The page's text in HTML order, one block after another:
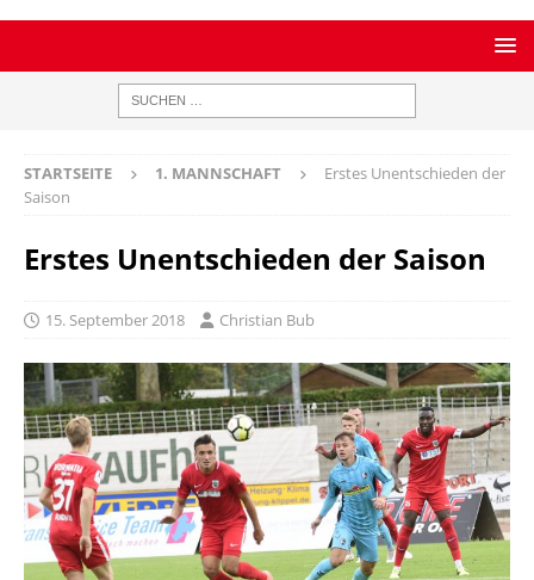
STARTSEITE 1. MANNSCHAFT
Erstes Unentschieden der
Saison
Erstes Unentschieden der Saison
15. September 2018 Christian Bub